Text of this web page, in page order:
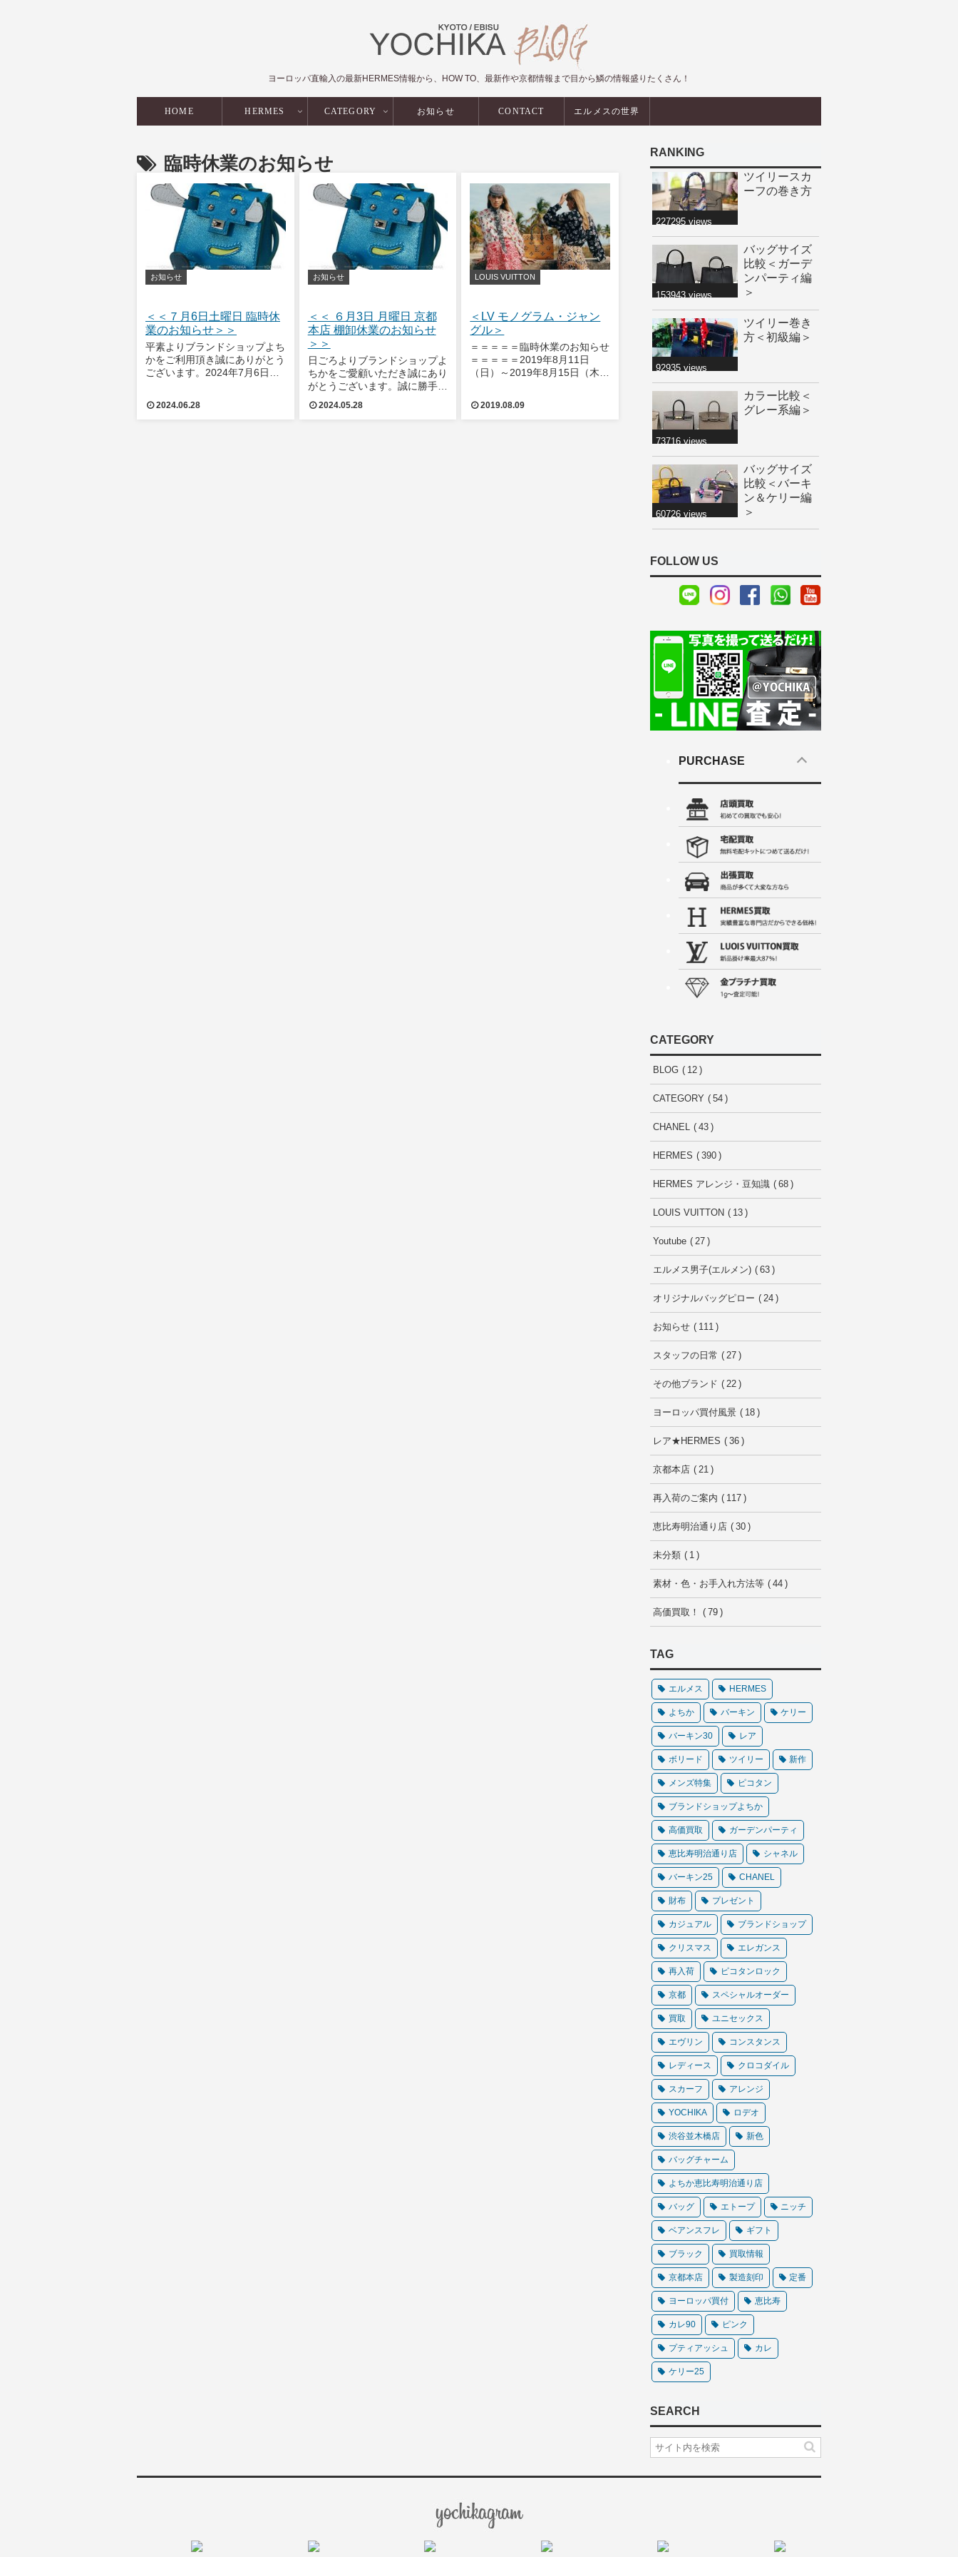
ヨーロッパ直輸入の最新HERMES情報から、HOW TO、最新作や京都情報まで目から鱗の情報盛りたくさん！
HOME HERMES CATEGORY お知らせ CONTACT エルメスの世界
臨時休業のお知らせ
お知らせ
＜＜７月6日土曜日 臨時休
業のお知らせ＞＞
平素よりブランドショップよち
かをご利用頂き誠にありがとう
ございます。2024年7月6日土
2024年7月8日月曜日 10：30-
2024.06.28
お知らせ
＜＜ ６月3日 月曜日 京都
本店 棚卸休業のお知らせ
＞＞
日ごろよりブランドショップよ
ちかをご愛顧いただき誠にあり
がとうございます。誠に勝手な
がら、下記の日程におきまして
棚卸のため京都本店は臨時休業
2024.05.28
LOUIS VUITTON
＜LV モノグラム・ジャン
グル＞
＝＝＝＝＝臨時休業のお知らせ
＝＝＝＝＝2019年8月11日
（日）～2019年8月15日（木）
2019年8月15日（木）休業中に
2019.08.09
RANKING
ツイリースカ
ーフの巻き方
227295 views
バッグサイズ
比較＜ガーデ
ンパーティ編
＞
153943 views
ツイリー巻き
方＜初級編＞
92935 views
カラー比較＜
グレー系編＞
73716 views
バッグサイズ
比較＜バーキ
ン＆ケリー編
＞
60726 views
FOLLOW US
PURCHASE
CATEGORY
BLOG 12
CATEGORY 54
CHANEL 43
HERMES 390
HERMES アレンジ・豆知識 68
LOUIS VUITTON 13
Youtube 27
エルメス男子(エルメン) 63
オリジナルバッグピロー 24
お知らせ 111
スタッフの日常 27
その他ブランド 22
ヨーロッパ買付風景 18
レア★HERMES 36
京都本店 21
再入荷のご案内 117
恵比寿明治通り店 30
未分類 1
素材・色・お手入れ方法等 44
高価買取！ 79
TAG
エルメス HERMES
よちか バーキン ケリー
バーキン30 レア
ボリード ツイリー 新作
メンズ特集 ピコタン
ブランドショップよちか
高価買取 ガーデンパーティ
恵比寿明治通り店 シャネル
バーキン25 CHANEL
財布 プレゼント
カジュアル ブランドショップ
クリスマス エレガンス
再入荷 ピコタンロック
京都 スペシャルオーダー
買取 ユニセックス
エヴリン コンスタンス
レディース クロコダイル
スカーフ アレンジ
YOCHIKA ロデオ
渋谷並木橋店 新色
バッグチャーム
よちか恵比寿明治通り店
バッグ エトープ ニッチ
ベアンスフレ ギフト
ブラック 買取情報
京都本店 製造刻印 定番
ヨーロッパ買付 恵比寿
カレ90 ピンク
プティアッシュ カレ
ケリー25
SEARCH